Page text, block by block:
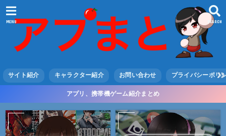
SEARCH
MENU
サイト紹介 キャラクター紹介 お問い合わせ プライバシーポリ
アプリ、携帯機ゲーム紹介まとめ